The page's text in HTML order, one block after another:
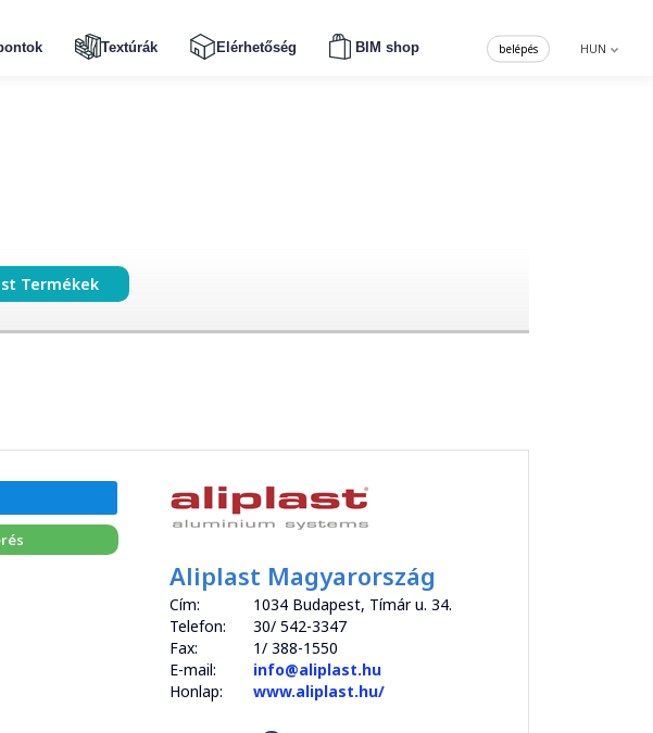
Textúrák Elérhetőség BIM shop HUN
belépés
Termékek
Aliplast Magyarország
Cím:
1034 Budapest, Tímár u. 34.
Telefon:
30/ 542-3347
Fax:
1/ 388-1550
E-mail:
info@aliplast.hu
Honlap:
www.aliplast.hu/